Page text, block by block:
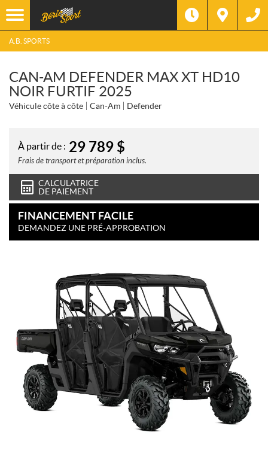
A.B. SPORTS
CAN-AM DEFENDER MAX XT HD10
NOIR FURTIF 2025
Véhicule côte à côte Can-Am Defender
À partir de : 29 789 $
Frais de transport et préparation inclus.
CALCULATRICE
DE PAIEMENT
FINANCEMENT FACILE
DEMANDEZ UNE PRÉ-APPROBATION